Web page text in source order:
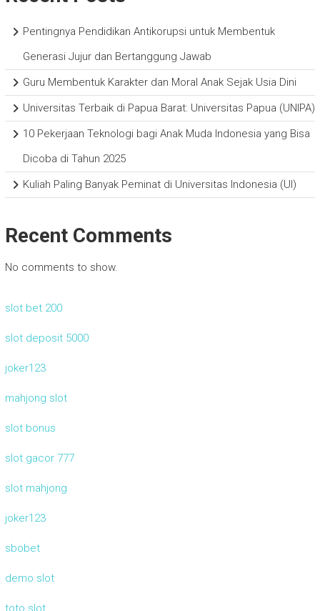
Pentingnya Pendidikan Antikorupsi untuk Membentuk
Generasi Jujur dan Bertanggung Jawab
Guru Membentuk Karakter dan Moral Anak Sejak Usia Dini
Universitas Terbaik di Papua Barat: Universitas Papua (UNIPA)
10 Pekerjaan Teknologi bagi Anak Muda Indonesia yang Bisa
Dicoba di Tahun 2025
Kuliah Paling Banyak Peminat di Universitas Indonesia (UI)
Recent Comments
No comments to show.
slot bet 200
slot deposit 5000
joker123
mahjong slot
slot bonus
slot gacor 777
slot mahjong
joker123
sbobet
demo slot
toto slot